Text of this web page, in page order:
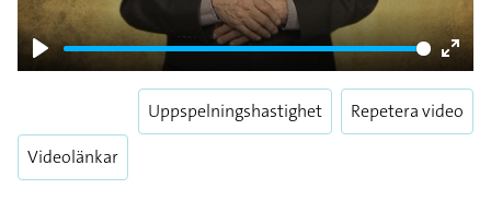
Play
Enter
Videolänkar
Uppspelningshastighet Repetera video